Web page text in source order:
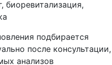
биоревитализация,
подбирается
после консультации,
анализов